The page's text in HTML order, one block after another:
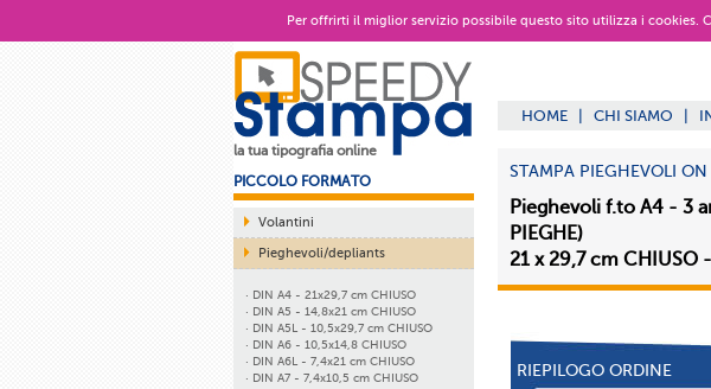
Per offrirti il miglior servizio possibile questo sito utilizza i cookies.
la tua tipografia online
PICCOLO FORMATO
Volantini
Pieghevoli/depliants
· DIN A4 - 21x29,7 cm CHIUSO
· DIN A5 - 14,8x21 cm CHIUSO
· DIN A5L - 10,5x29,7 cm CHIUSO
· DIN A6 - 10,5x14,8 CHIUSO
· DIN A6L - 7,4x21 cm CHIUSO
· DIN A7 - 7,4x10,5 cm CHIUSO
HOME CHI SIAMO
STAMPA PIEGHEVOLI
Pieghevoli f.to A4 - 3
PIEGHE)
21 x 29,7 cm CHIUSO
RIEPILOGO ORDINE